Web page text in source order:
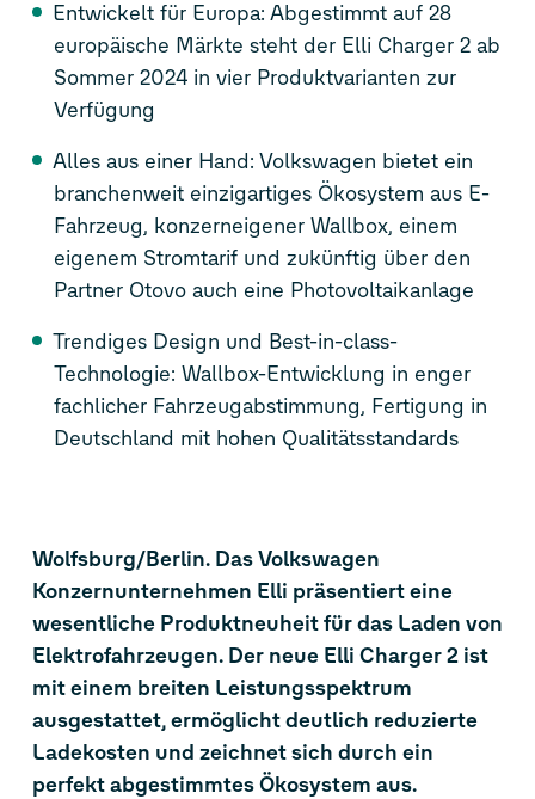
Entwickelt für Europa: Abgestimmt auf 28
europäische Märkte steht der Elli Charger 2 ab
Sommer 2024 in vier Produktvarianten zur
Verfügung
Alles aus einer Hand: Volkswagen bietet ein
branchenweit einzigartiges Ökosystem aus E-
Fahrzeug, konzerneigener Wallbox, einem
eigenem Stromtarif und zukünftig über den
Partner Otovo auch eine Photovoltaikanlage
Trendiges Design und Best-in-class-
Technologie: Wallbox-Entwicklung in enger
fachlicher Fahrzeugabstimmung, Fertigung in
Deutschland mit hohen Qualitätsstandards
Wolfsburg/Berlin. Das Volkswagen
Konzernunternehmen Elli präsentiert eine
wesentliche Produktneuheit für das Laden von
Elektrofahrzeugen. Der neue Elli Charger 2 ist
mit einem breiten Leistungsspektrum
ausgestattet, ermöglicht deutlich reduzierte
Ladekosten und zeichnet sich durch ein
perfekt abgestimmtes Ökosystem aus.